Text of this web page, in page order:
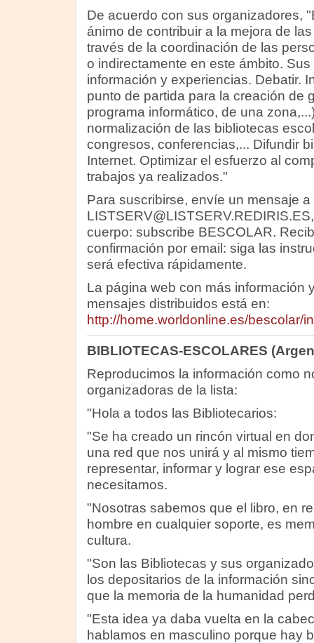
De acuerdo con sus organizadores,
ánimo de contribuir a la mejora de
través de la coordinación de las
o indirectamente en este ámbito.
información y experiencias. Debatir.
punto de partida para la creación de
programa informático, de una
normalización de las bibliotecas
congresos, conferencias,... Difundir
Internet. Optimizar el esfuerzo al
trabajos ya realizados."
Para suscribirse, envíe un mensaje a
cuerpo: subscribe BESCOLAR.
confirmación por email: siga las
será efectiva rápidamente.
La página web con más información
mensajes distribuidos está en:
http://home.worldonline.es/bescolar/
BIBLIOTECAS-ESCOLARES
Reproducimos la información como
organizadoras de la lista:
"Hola a todos las Bibliotecarios:
"Se ha creado un rincón virtual en
una red que nos unirá y al mismo
representar, informar y lograr ese
necesitamos.
"Nosotras sabemos que el libro, en
hombre en cualquier soporte, es
cultura.
"Son las Bibliotecas y sus
los depositarios de la información
que la memoria de la humanidad
"Esta idea ya daba vuelta en la
hablamos en masculino porque hay